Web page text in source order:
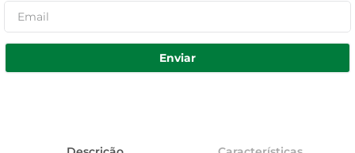
Enviar